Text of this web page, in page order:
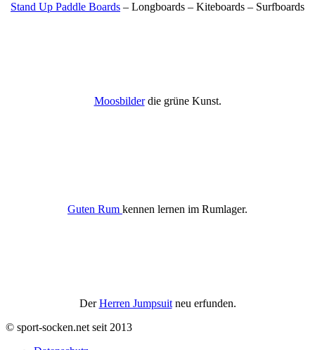
Stand Up Paddle Boards – Longboards – Kiteboards – Surfboards
Moosbilderdie grüne Kunst.
Guten Rum kennen lernen im Rumlager.
DerHerren Jumpsuitneu erfunden.
© sport-socken.net seit 2013